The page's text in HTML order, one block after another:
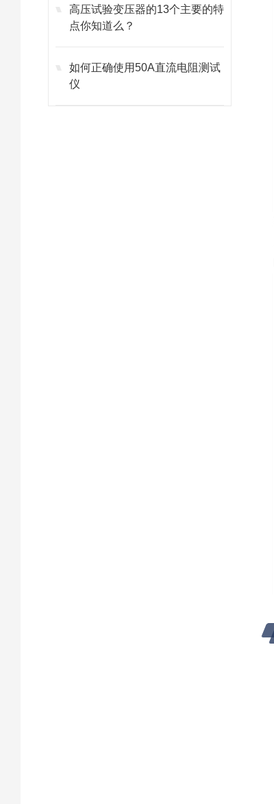
高压试验变压器的13个主要的特
点你知道么？
如何正确使用50A直流电阻测试
仪